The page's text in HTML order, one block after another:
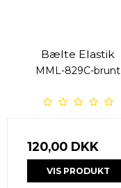
Bælte Elastik
MML-829C-brunt
120,00 DKK
VIS PRODUKT